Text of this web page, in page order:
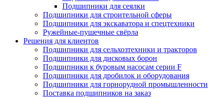
Подшипники для сеялки
Подшипники для строительной сферы
Подшипники для экскаватора и спецтехники
Ружейные-пушечные свёрла
Решения для клиентов
Подшипники для сельхозтехники и тракторов
Подшипники для дисковых борон
Подшипники к буровым насосам серии F
Подшипники для дробилок и оборудования
Подшипники для горнорудной промышленности
Поставка подшипников на заказ